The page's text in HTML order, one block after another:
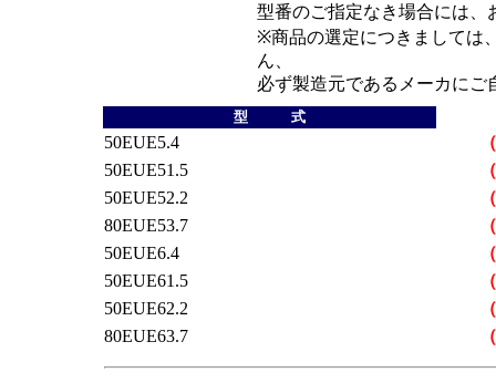
型番のご指定なき場合には、
※商品の選定につきましては
ん、
必ず製造元であるメーカにご
型 式
50EUE5.4
50EUE51.5
50EUE52.2
80EUE53.7
50EUE6.4
50EUE61.5
50EUE62.2
80EUE63.7